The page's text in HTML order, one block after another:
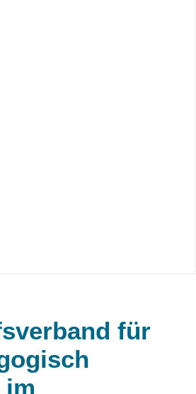
für
im